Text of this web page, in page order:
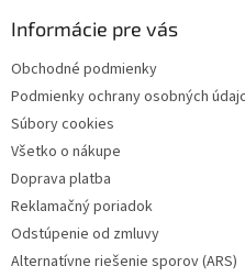
Informácie pre vás
Obchodné podmienky
Podmienky ochrany osobných
Súbory cookies
Všetko o nákupe
Doprava platba
Reklamačný poriadok
Odstúpenie od zmluvy
Alternatívne riešenie sporov (ARS)